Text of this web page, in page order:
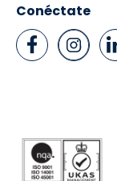
Conéctate